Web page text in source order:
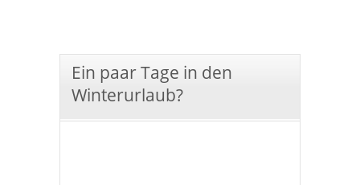
Ein paar Tage in den
Winterurlaub?